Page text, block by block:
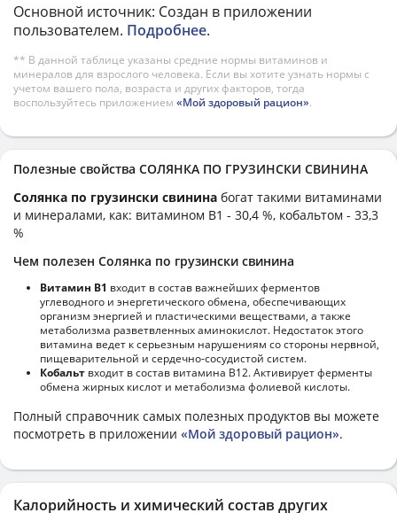
Основной источник: Создан в приложении
пользователем. Подробнее.
** В данной таблице указаны средние нормы витаминов и
минералов для взрослого человека. Если вы хотите узнать нормы с
учетом вашего пола, возраста и других факторов, тогда
воспользуйтесь приложением «Мой здоровый рацион».
Полезные свойства СОЛЯНКА ПО ГРУЗИНСКИ СВИНИНА
Солянка по грузински свинина богат такими витаминами
и минералами, как: витамином B1 - 30,4 %, кобальтом - 33,3
%
Чем полезен Солянка по грузински свинина
Витамин В1 входит в состав важнейших ферментов
углеводного и энергетического обмена, обеспечивающих
организм энергией и пластическими веществами, а также
метаболизма разветвленных аминокислот. Недостаток этого
витамина ведет к серьезным нарушениям со стороны нервной,
пищеварительной и сердечно-сосудистой систем.
Кобальт входит в состав витамина В12. Активирует ферменты
обмена жирных кислот и метаболизма фолиевой кислоты.
Полный справочник самых полезных продуктов вы можете
посмотреть в приложении «Мой здоровый рацион».
Калорийность и химический состав других